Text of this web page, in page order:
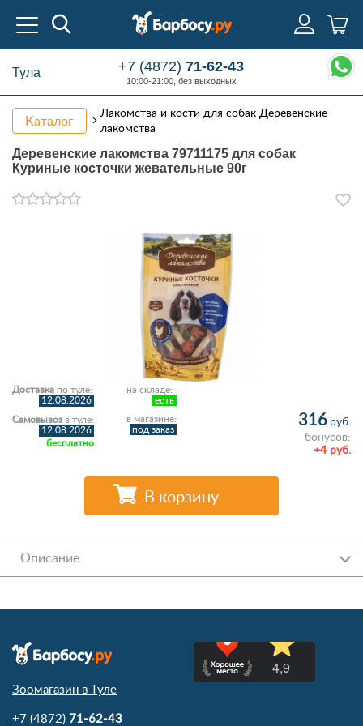
Тула +7 (4872)71-62-43
10:00-21:00, без выходных
Каталог
Лакомства и кости для собак Деревенские
лакомства
Деревенские лакомства 79711175 для собак
Куриные косточки жевательные 90г
на складе:
есть
в магазине:
под заказ
Доставка по туле:
12.08.2026
Самовывозв туле:
12.08.2026
бесплатно
316 руб.
бонусов:
+4 руб.
В корзину
Описание
Зоомагазин в Туле
+7 (4872) 71-62-43